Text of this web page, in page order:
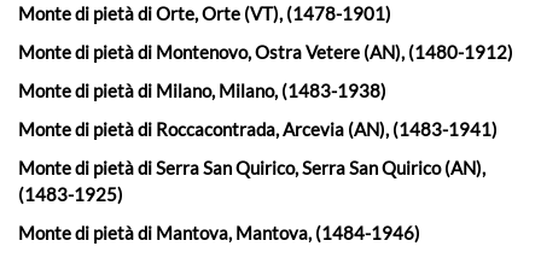
Monte di pietà di Orte, Orte (VT), (1478-1901)
Monte di pietà di Montenovo, Ostra Vetere (AN), (1480-1912)
Monte di pietà di Milano, Milano, (1483-1938)
Monte di pietà di Roccacontrada, Arcevia (AN), (1483-1941)
Monte di pietà di Serra San Quirico, Serra San Quirico (AN),
(1483-1925)
Monte di pietà di Mantova, Mantova, (1484-1946)